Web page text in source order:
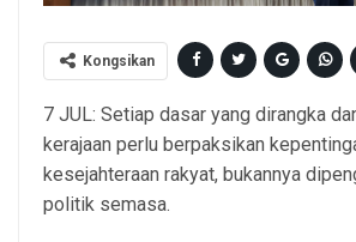
Kongsikan
7 JUL: Setiap dasar yang dirangka
kerajaan perlu berpaksikan
kesejahteraan rakyat, bukannya
politik semasa.